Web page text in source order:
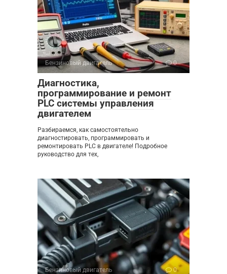
Бензиновый двигатель 0
Диагностика,
программирование и ремонт
PLC системы управления
двигателем
Разбираемся, как самостоятельно
диагностировать, программировать и
ремонтировать PLC в двигателе! Подробное
руководство для тех,
Бензиновый двигатель 0